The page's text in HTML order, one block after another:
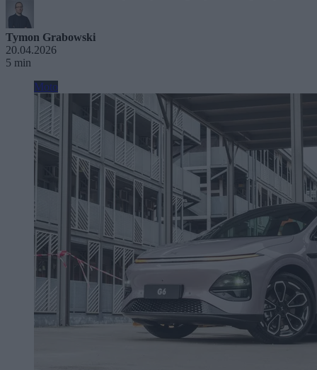
Tymon Grabowski
20.04.2026
5 min
Moto